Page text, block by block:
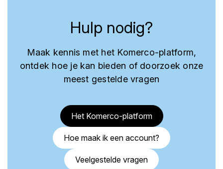
Hulp nodig?
Maak kennis met het Komerco-platform,
ontdek hoe je kan bieden of doorzoek onze
meest gestelde vragen
Het Komerco-platform
Hoe maak ik een account?
Veelgestelde vragen